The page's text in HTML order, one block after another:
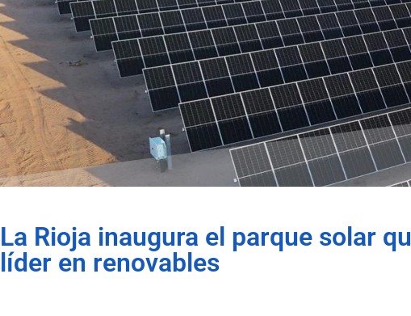
La Rioja inaugura el parque solar
líder en renovables